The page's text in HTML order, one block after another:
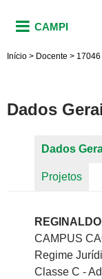
CAMPI
Início > Docente > 17046
Dados
Dados
Projetos
CAMPUS
Regime
Classe C -